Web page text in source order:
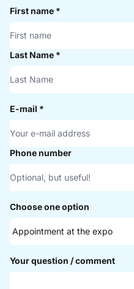
First name *
Last Name *
E-mail *
Phone number
Choose one option
Your question / comment